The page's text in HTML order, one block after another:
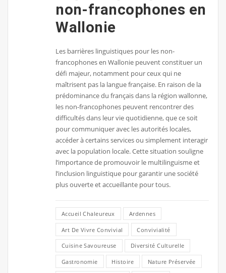
non-francophones en
Wallonie
Les barrières linguistiques pour les non-
francophones en Wallonie peuvent constituer un
défi majeur, notamment pour ceux qui ne
maîtrisent pas la langue française. En raison de la
prédominance du français dans la région wallonne,
les non-francophones peuvent rencontrer des
difficultés dans leur vie quotidienne, que ce soit
pour communiquer avec les autorités locales,
accéder à certains services ou simplement interagir
avec la population locale. Cette situation souligne
l’importance de promouvoir le multilinguisme et
l’inclusion linguistique pour garantir une société
plus ouverte et accueillante pour tous.
Accueil Chaleureux Ardennes
Art De Vivre Convivial Convivialité
Cuisine Savoureuse Diversité Culturelle
Gastronomie Histoire Nature Préservée